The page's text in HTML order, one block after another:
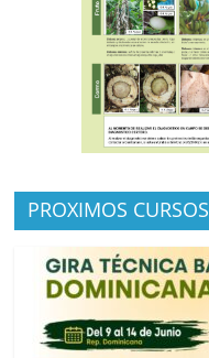
PROXIMOS CURSOS